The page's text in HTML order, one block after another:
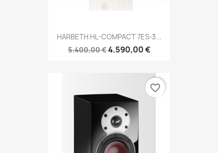
HARBETH HL-COMPACT 7ES-3...
5.400,00 €4.590,00 €
favorite_border